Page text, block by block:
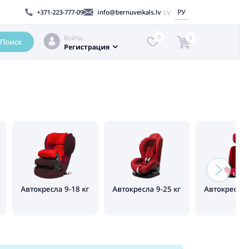
+371-223-777-09 info@bernuveikals.lv LV РУ
Поиск Войти
Регистрация
0 0
Автокресла 9-18 кг Автокресла 9-25 кг